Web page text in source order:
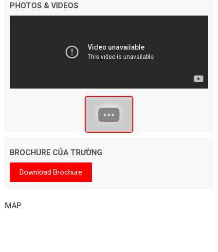
PHOTOS & VIDEOS
BROCHURE CỦA TRƯỜNG
Download Brochure
MAP